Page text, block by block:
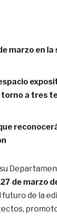
marzo en la
torno a tres
de marzo
de la